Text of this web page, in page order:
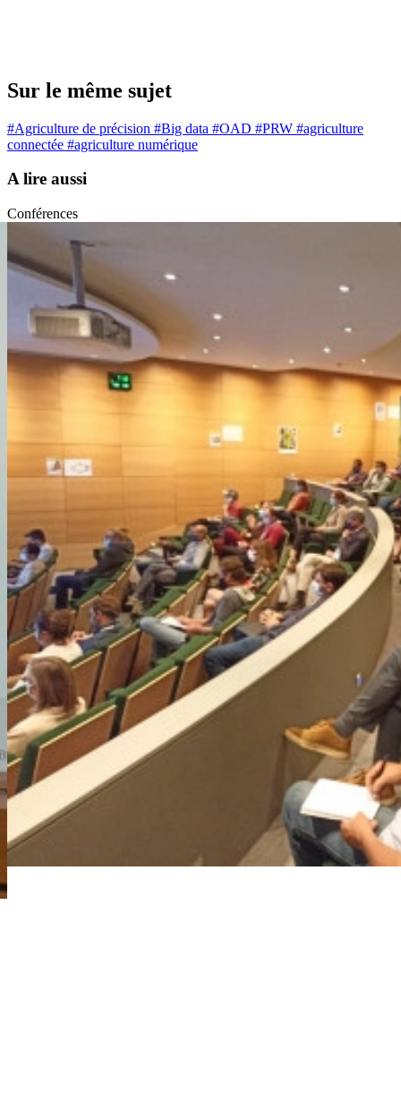
Sur le même sujet
#Agriculture de précision #Big data #OAD #PRW #agriculture
connectée #agriculture numérique
A lire aussi
Conférences